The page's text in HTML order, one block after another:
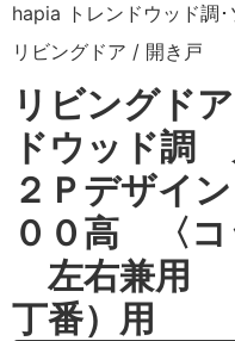
hapia トレンドウッド調
リビングドア / 開き戸
リビングド
ドウッド
２Ｐデザイ
００高 〈コ
左右兼用
丁番）用